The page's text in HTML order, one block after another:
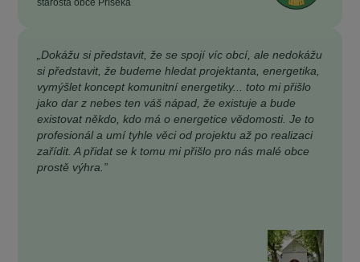
starosta obce Příseka
„Dokážu si představit, že se spojí víc obcí, ale nedokážu
si představit, že budeme hledat projektanta, energetika,
vymýšlet koncept komunitní energetiky... toto mi přišlo
jako dar z nebes ten váš nápad, že existuje a bude
existovat někdo, kdo má o energetice vědomosti. Je to
profesionál a umí tyhle věci od projektu až po realizaci
zařídit. A přidat se k tomu mi přišlo pro nás malé obce
prostě výhra.”